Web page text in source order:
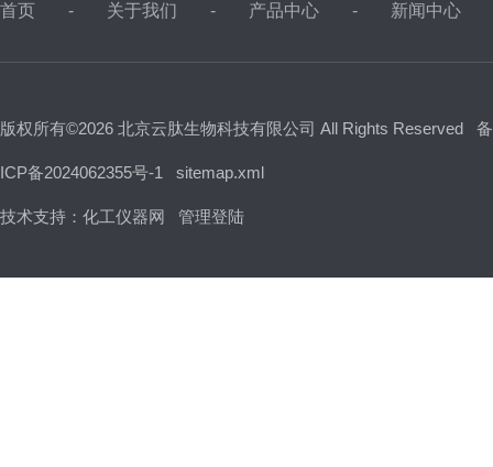
首页 关于我们 产品中心 新闻中心
版权所有©2026 北京云肽生物科技有限公司 All Rights Reserved
ICP备2024062355号-1 sitemap.xml
技术支持： 化工仪器网 管理登陆